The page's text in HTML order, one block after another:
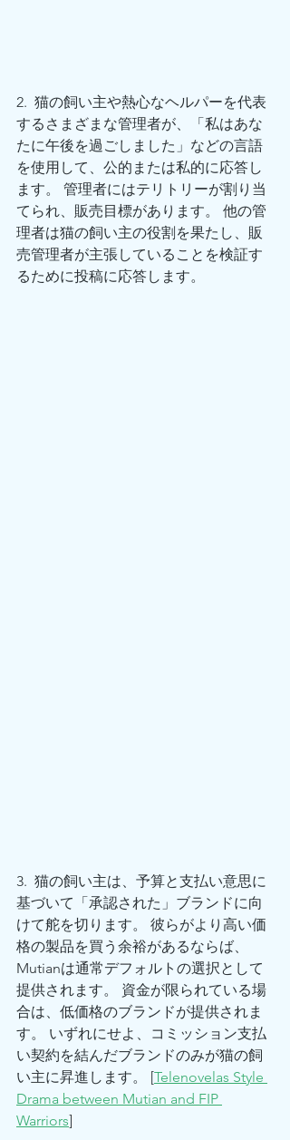
2.  猫の飼い主や熱心なヘルパーを代表
するさまざまな管理者が、「私はあな
たに午後を過ごしました」などの言語
を使用して、公的または私的に応答し
ます。 管理者にはテリトリーが割り当
てられ、販売目標があります。 他の管
理者は猫の飼い主の役割を果たし、販
売管理者が主張していることを検証す
るために投稿に応答します。
3.  猫の飼い主は、予算と支払い意思に
基づいて「承認された」ブランドに向
けて舵を切ります。 彼らがより高い価
格の製品を買う余裕があるならば、
Mutianは通常デフォルトの選択として
提供されます。 資金が限られている場
合は、低価格のブランドが提供されま
す。 いずれにせよ、コミッション支払
い契約を結んだブランドのみが猫の飼
い主に昇進します。 [Telenovelas Style
Drama between Mutian and FIP
Warriors]